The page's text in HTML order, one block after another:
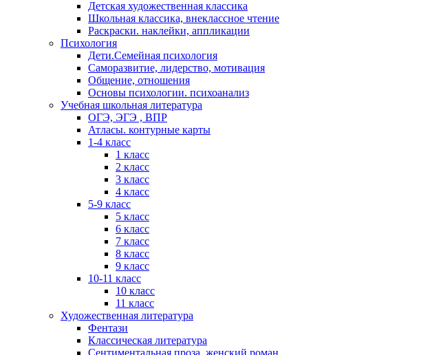
Детская художественная классика
Школьная классика, внеклассное чтение
Раскраски. наклейки, аппликации
Психология
Дети.Семейная психология
Саморазвитие, лидерство, мотивация
Общение, отношения
Основы психологии. психоанализ
Учебная школьная литература
ОГЭ, ЭГЭ , ВПР
Атласы. контурные карты
1-4 класс
1 класс
2 класс
3 класс
4 класс
5-9 класс
5 класс
6 класс
7 класс
8 класс
9 класс
10-11 класс
10 класс
11 класс
Художественная литература
Фентази
Классическая литература